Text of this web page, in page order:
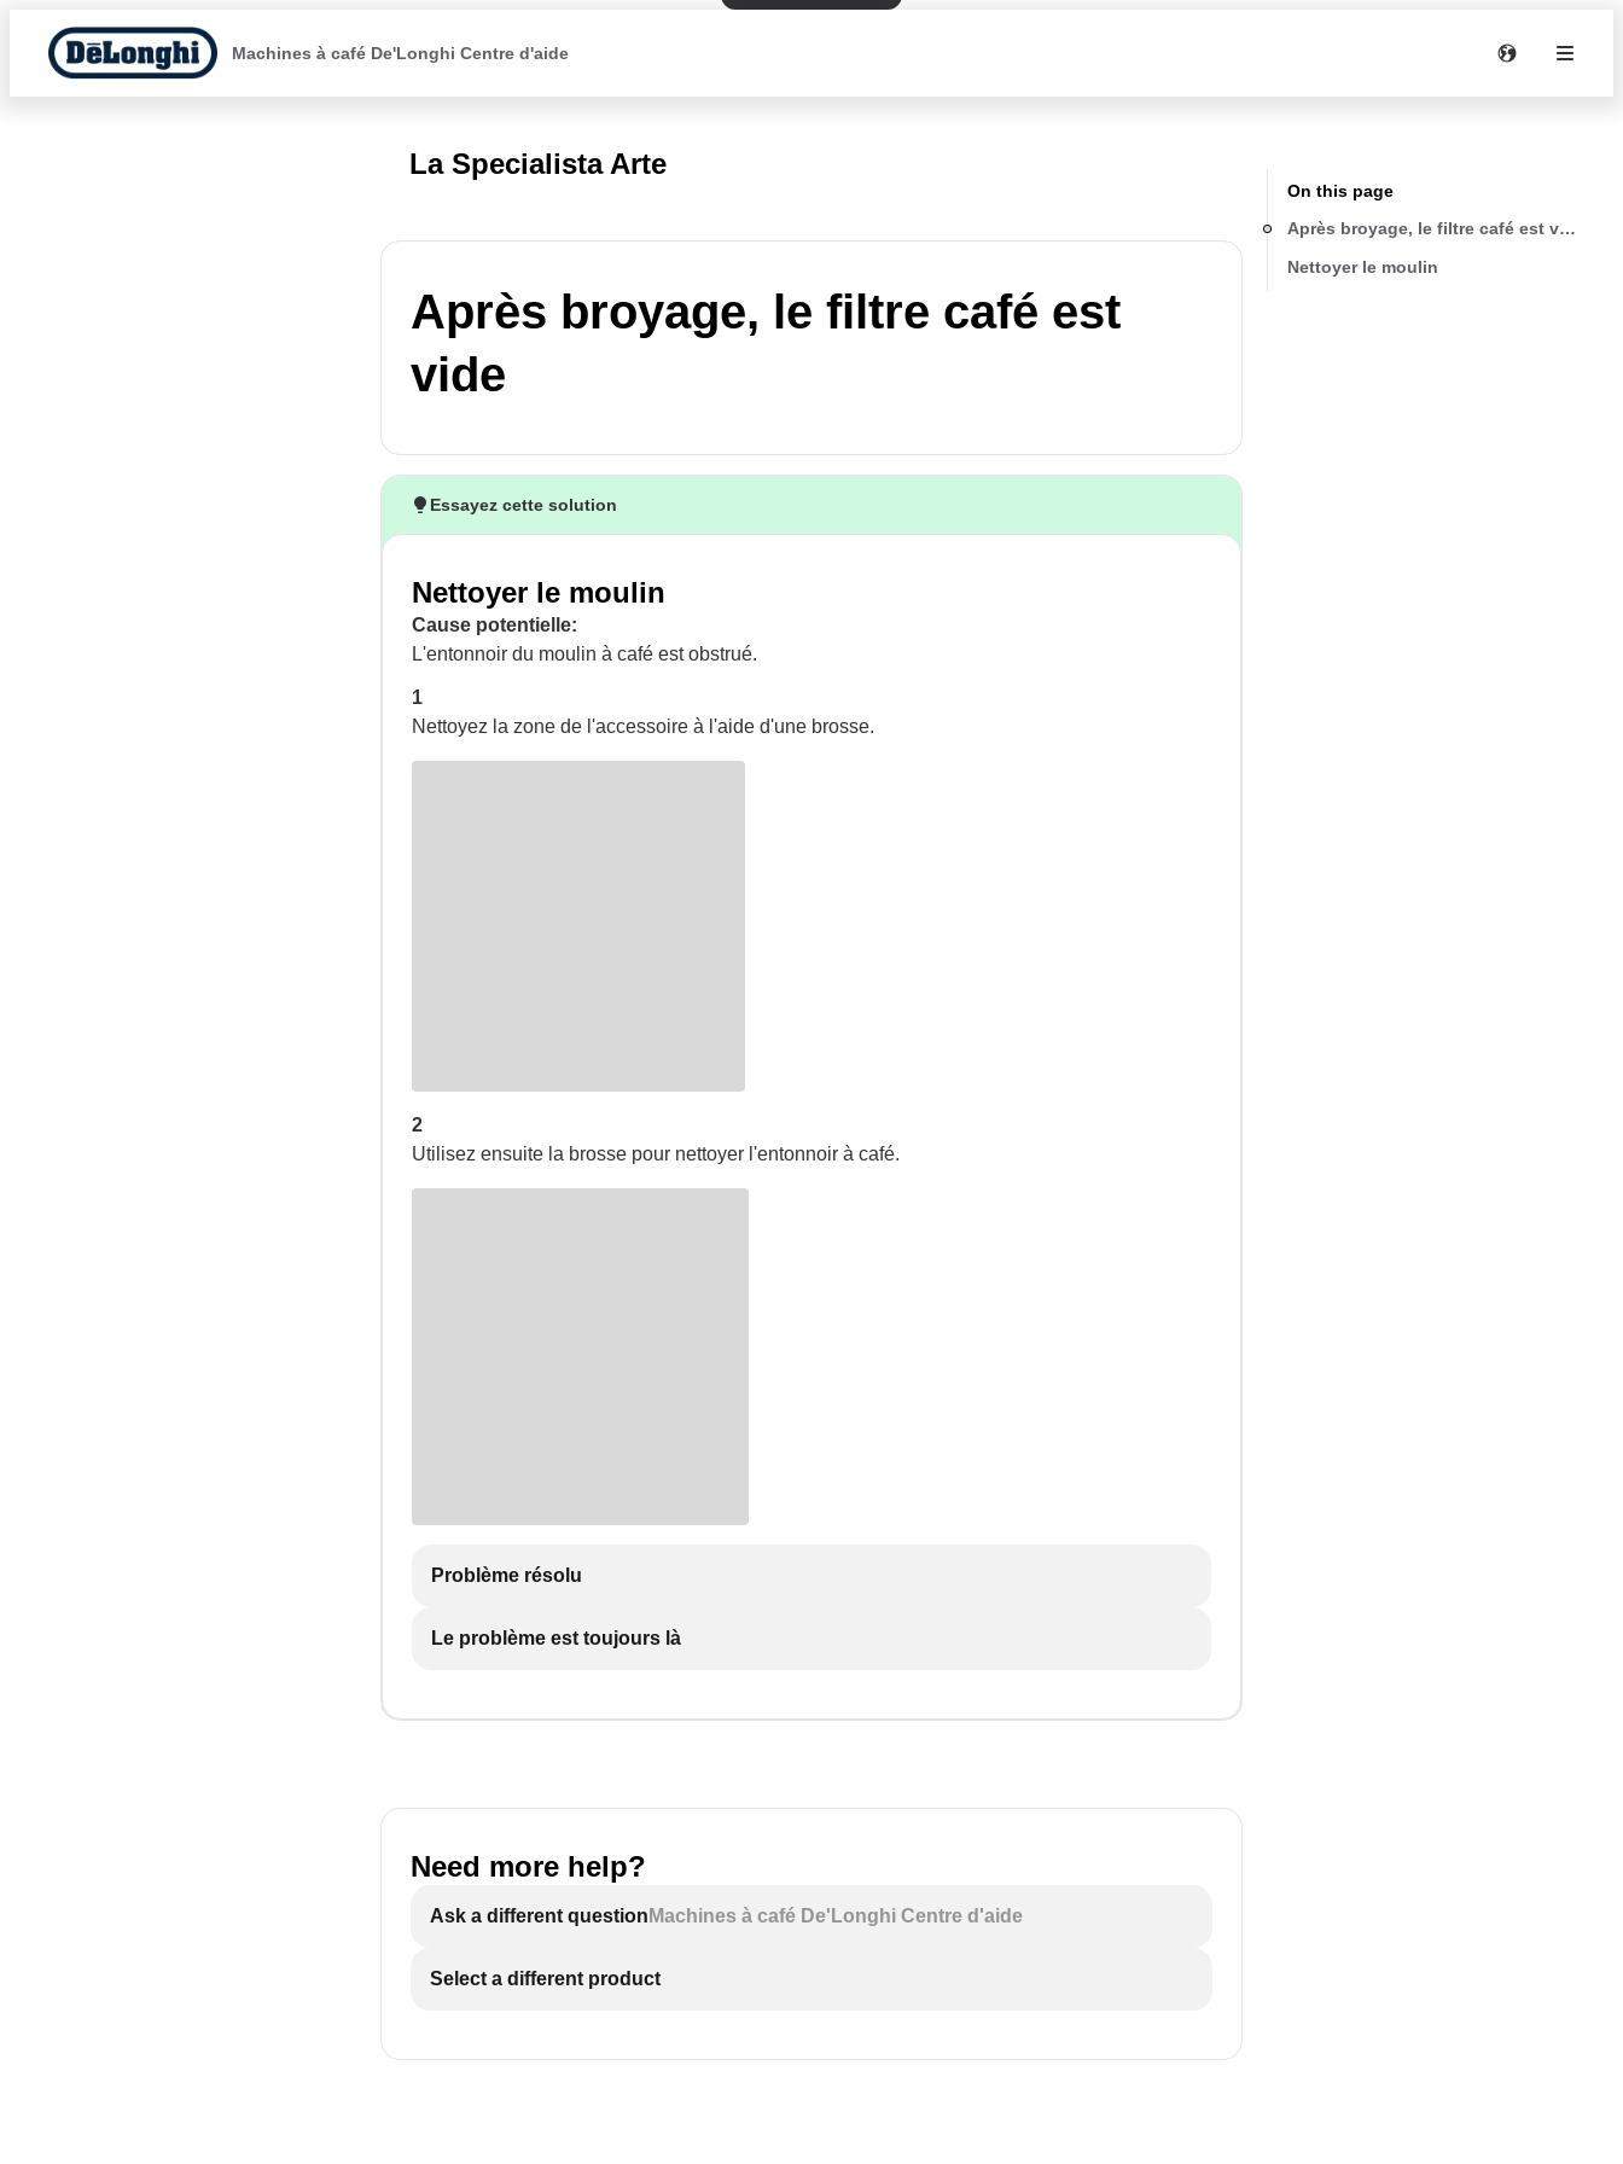
Machines à café De'Longhi Centre d'aide
La Specialista Arte
Après broyage, le filtre café est
vide
Essayez cette solution
Nettoyer le moulin
Cause potentielle:
L'entonnoir du moulin à café est obstrué.
1
Nettoyez la zone de l'accessoire à l'aide d'une brosse.
2
Utilisez ensuite la brosse pour nettoyer l'entonnoir à café.
Problème résolu
Le problème est toujours là
Need more help?
Ask a different question Machines à café De'Longhi Centre d'aide
Select a different product
On this page
Après broyage, le filtre café est vide
Nettoyer le moulin